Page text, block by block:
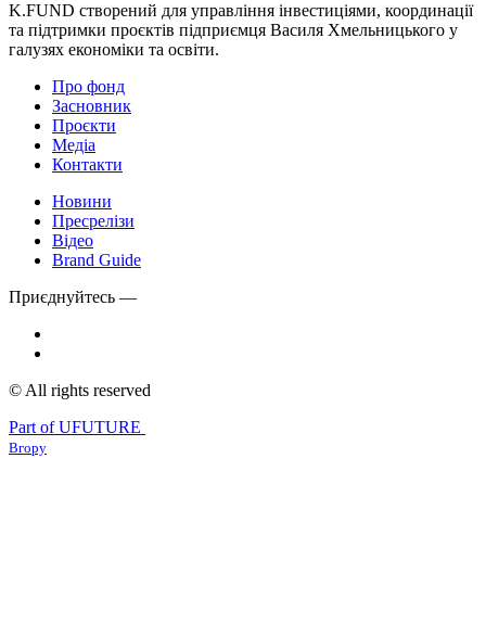
K.FUND створений для управління інвестиціями, координації
та підтримки проєктів підприємця Василя Хмельницького у
галузях економіки та освіти.
Про фонд
Засновник
Проєкти
Медіа
Контакти
Новини
Пресрелізи
Відео
Brand Guide
Приєднуйтесь —
© All rights reserved
Part of UFUTURE
Вгору